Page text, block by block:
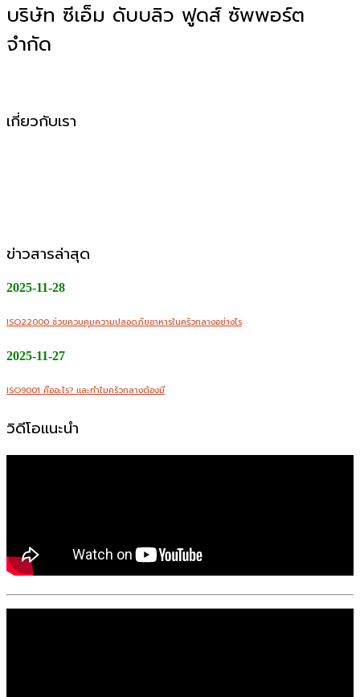
บริษัท ซีเอ็ม ดับบลิว ฟูดส์ ซัพพอร์ต
จำกัด
เกี่ยวกับเรา
ข่าวสารล่าสุด
2025-11-28
ISO22000 ช่วยควบคุมความปลอดภัยอาหารในครัวกลางอย่างไร
2025-11-27
ISO9001 คืออะไร? และทำไมครัวกลางต้องมี
วิดีโอแนะนำ